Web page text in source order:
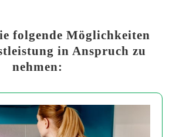
folgende Möglichkeiten
in Anspruch zu
nehmen: